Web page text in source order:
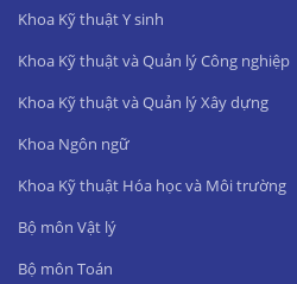
Khoa Kỹ thuật Y sinh
Khoa Kỹ thuật và Quản lý Công nghiệp
Khoa Kỹ thuật và Quản lý Xây dựng
Khoa Ngôn ngữ
Khoa Kỹ thuật Hóa học và Môi trường
Bộ môn Vật lý
Bộ môn Toán